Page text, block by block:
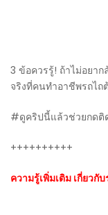
3 ข้อควรรู้! ถ้าไม่อยา
จริงที่คนทำอาชีพรถไถ
#ดูคริปนี้แล้วช่วยกดติ
++++++++++
ความรู้เพิ่มเติม เกี่ยวกั